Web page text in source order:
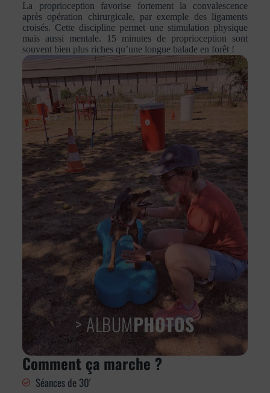
La proprioception favorise fortement la convalescence
après opération chirurgicale, par exemple des ligaments
croisés. Cette discipline permet une stimulation physique
mais aussi mentale. 15 minutes de proprioception sont
souvent bien plus riches qu’une longue balade en forêt !
> ALBUMPHOTOS
Comment ça marche ?
Séances de 30'